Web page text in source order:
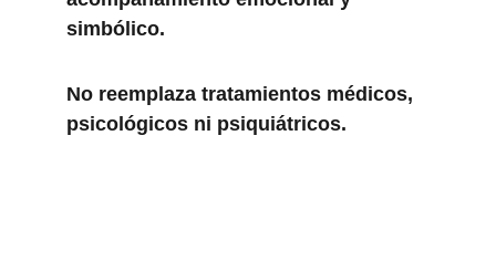
simbólico.
No reemplaza tratamientos médicos,
psicológicos ni psiquiátricos.